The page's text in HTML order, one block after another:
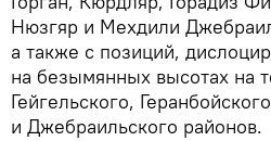
Нюзгяр и Мехдили
а также с позиций,
на безымянных высотах на
Гейгельского,
и Джебраильского районов.